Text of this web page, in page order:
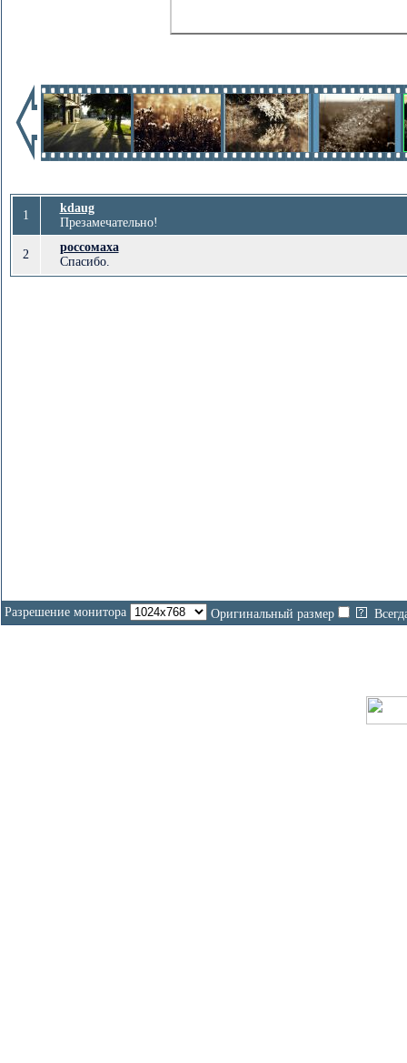
1
kdaug
Презамечательно!
2
россомаха
Спасибо.
Разрешение монитора Оригинальный размер